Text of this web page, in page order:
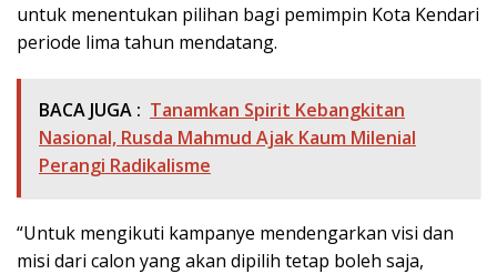
untuk menentukan pilihan bagi pemimpin Kota Kendari
periode lima tahun mendatang.
BACA JUGA : Tanamkan Spirit Kebangkitan
Nasional, Rusda Mahmud Ajak Kaum Milenial
Perangi Radikalisme
“Untuk mengikuti kampanye mendengarkan visi dan
misi dari calon yang akan dipilih tetap boleh saja,